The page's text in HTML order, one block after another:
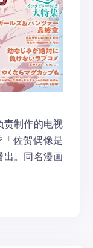
责制作的电视
佐贺偶像是
出。同名漫画